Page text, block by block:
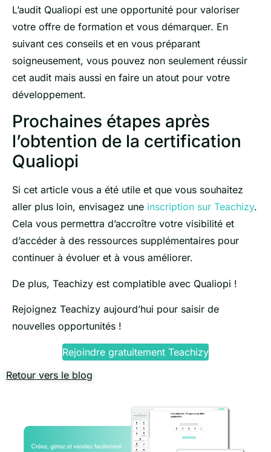
L’audit Qualiopi est une opportunité pour valoriser
votre offre de formation et vous démarquer. En
suivant ces conseils et en vous préparant
soigneusement, vous pouvez non seulement réussir
cet audit mais aussi en faire un atout pour votre
développement.
Prochaines étapes après
l’obtention de la certification
Qualiopi
Si cet article vous a été utile et que vous souhaitez
aller plus loin, envisagez une inscription sur Teachizy.
Cela vous permettra d’accroître votre visibilité et
d’accéder à des ressources supplémentaires pour
continuer à évoluer et à vous améliorer.
De plus, Teachizy est complatible avec Qualiopi !
Rejoignez Teachizy aujourd’hui pour saisir de
nouvelles opportunités !
Rejoindre gratuitement Teachizy
Retour vers le blog